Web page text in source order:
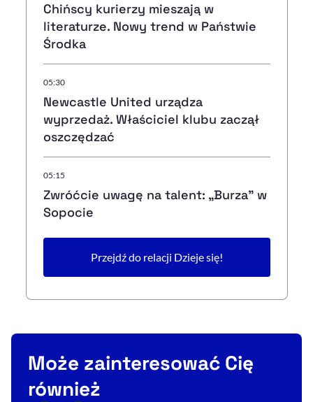
Chińscy kurierzy mieszają w
literaturze. Nowy trend w Państwie
Środka
05:30
Newcastle United urządza
wyprzedaż. Właściciel klubu zaczął
oszczędzać
05:15
Zwróćcie uwagę na talent: „Burza” w
Sopocie
Przejdź do relacji Dzieje się!
Może zainteresować Cię
również